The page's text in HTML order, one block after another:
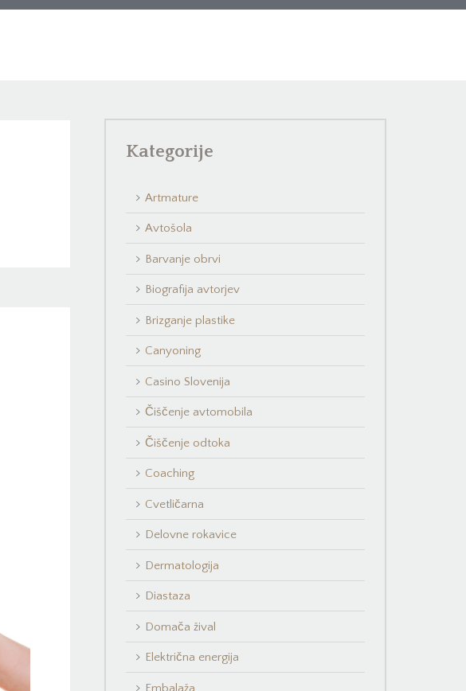
Kategorije
Artmature
Avtošola
Barvanje obrvi
Biografija avtorjev
Brizganje plastike
Canyoning
Casino Slovenija
Čiščenje avtomobila
Čiščenje odtoka
Coaching
Cvetličarna
Delovne rokavice
Dermatologija
Diastaza
Domača žival
Električna energija
Embalaža